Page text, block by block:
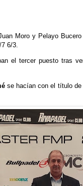
Moro y Pelayo
6/3.
el tercer puesto tras
se hacían con el título